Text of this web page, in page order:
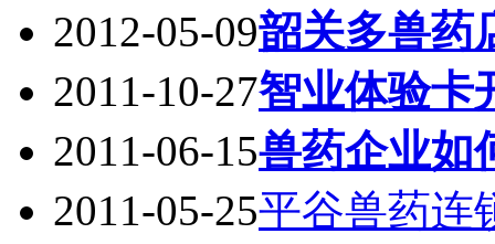
2012-05-09韶关多兽药
2011-10-27智业体验卡
2011-06-15兽药企业如
2011-05-25平谷兽药连